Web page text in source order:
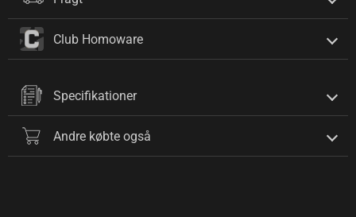
Club Homoware
Specifikationer
Andre købte også